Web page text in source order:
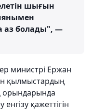
шығын
аз болады", —
министрі Ержан
қылмыстардың
орындарында
қажеттігін